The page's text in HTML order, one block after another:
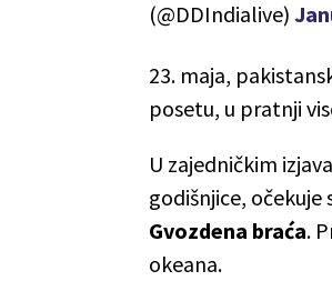
(@DDIndialive)
23. maja,
posetu, u pratnji
U zajedničkim
godišnjice,
Gvozdena braća.
okeana.